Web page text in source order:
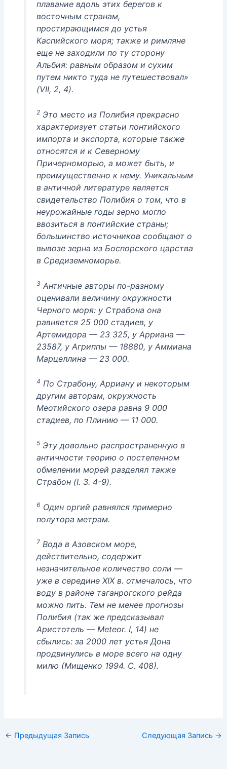
плавание вдоль этих берегов к
восточным странам,
простирающимся до устья
Каспийского моря; также и римляне
еще не заходили по ту сторону
Альбия: равным образом и сухим
путем никто туда не путешествовал»
(VII, 2, 4).
2Это место из Полибия прекрасно
характеризует статьи понтийского
импорта и экспорта, которые также
относятся и к Северному
Причерноморью, а может быть, и
преимущественно к нему. Уникальным
в античной литературе является
свидетельство Полибия о том, что в
неурожайные годы зерно могло
ввозиться в понтийские страны;
большинство источников сообщают о
вывозе зерна из Боспорского царства
в Средиземноморье.
3 Античные авторы по-разному
оценивали величину окружности
Черного моря: у Страбона она
равняется 25 000 стадиев, у
Артемидора — 23 325, у Арриана —
23587, у Агриппы — 18880, у Аммиана
Марцеллина — 23 000.
4 По Страбону, Арриану и некоторым
другим авторам, окружность
Меотийского озера равна 9 000
стадиев, по Плинию — 11 000.
5Эту довольно распространенную в
античности теорию о постепенном
обмелении морей разделял также
Страбон (I. 3. 4-9).
6 Один оргий равнялся примерно
полутора метрам.
7Вода в Азовском море,
действительно, содержит
незначительное количество соли —
уже в середине XIX в. отмечалось, что
воду в районе таганрогского рейда
можно пить. Тем не менее прогнозы
Полибия (так же предсказывал
Аристотель — Meteor. I, 14) не
сбылись: за 2000 лет устья Дона
продвинулись в море всего на одну
милю (Мищенко 1994. С. 408).
← Предыдущая Запись Следующая Запись →